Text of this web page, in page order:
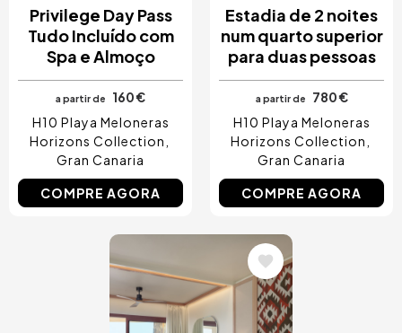
Privilege Day Pass
Tudo Incluído com
Spa e Almoço
a partir de
160 €
H10 Playa Meloneras
Horizons Collection
Gran Canaria
COMPRE AGORA
Estadia de 2 noites
num quarto superior
para duas pessoas
a partir de
780 €
H10 Playa Meloneras
Horizons Collection
Gran Canaria
COMPRE AGORA
Imagem